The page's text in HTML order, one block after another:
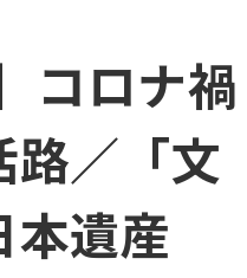
コロナ禍
路／「文
本遺産